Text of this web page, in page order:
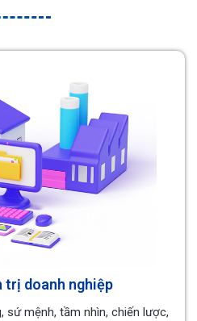
tôi xây dựng lòng tin
thấy rằng, TIN Holdings là
gắng để hoàn thiện, mang
Quý khách hàng/đối tác.
chính là kim chỉ nam và động
nỗ lực, phấn đấu.
và phát triển, Chúng tôi
phấn đấu vươn lên để trở
mạnh toàn diện. Bên
giá trị và lợi ích thiết
cho sự phát triển của đất
trị doanh nghiệp
sứ mệnh, tầm nhìn, chiến lược,